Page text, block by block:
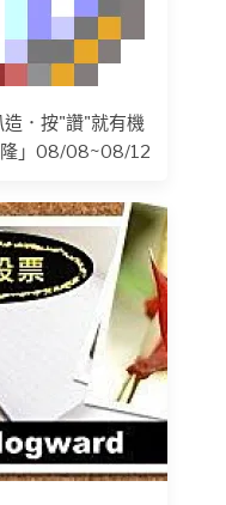
造．按"讚"就有機
隆」08/08~08/12